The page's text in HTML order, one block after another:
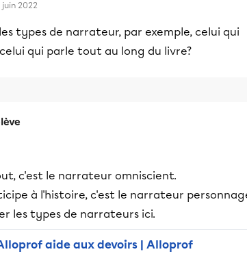
juin 2022
types de narrateur, par exemple, celui qui
qui parle tout au long du livre?
c'est le narrateur omniscient.
à l'histoire, c'est le narrateur
les types de narrateurs ici.
aide aux devoirs | Alloprof